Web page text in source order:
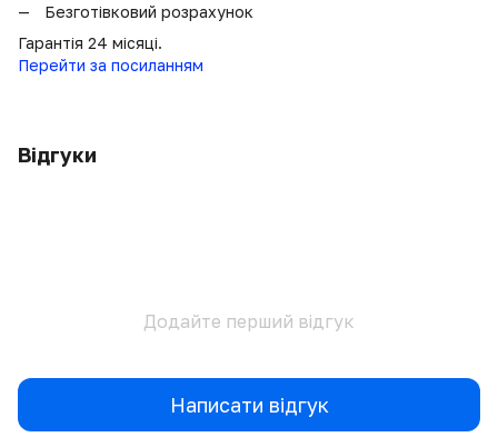
Безготівковий розрахунок
Гарантія 24 місяці.
Перейти за посиланням
Відгуки
Додайте перший відгук
Написати відгук